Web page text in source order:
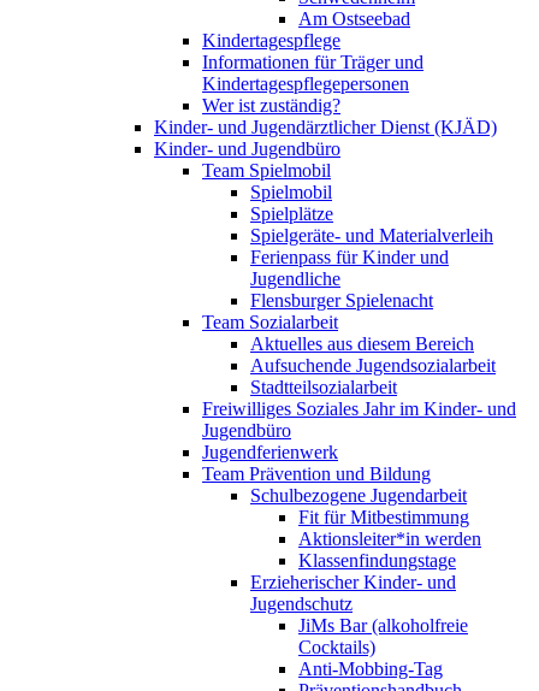
Am Ostseebad
Kindertagespflege
Informationen für Träger und
Kindertagespflegepersonen
Wer ist zuständig?
Kinder- und Jugendärztlicher Dienst (KJÄD)
Kinder- und Jugendbüro
Team Spielmobil
Spielmobil
Spielplätze
Spielgeräte- und Materialverleih
Ferienpass für Kinder und
Jugendliche
Flensburger Spielenacht
Team Sozialarbeit
Aktuelles aus diesem Bereich
Aufsuchende Jugendsozialarbeit
Stadtteilsozialarbeit
Freiwilliges Soziales Jahr im Kinder- und
Jugendbüro
Jugendferienwerk
Team Prävention und Bildung
Schulbezogene Jugendarbeit
Fit für Mitbestimmung
Aktionsleiter*in werden
Klassenfindungstage
Erzieherischer Kinder- und
Jugendschutz
JiMs Bar (alkoholfreie
Cocktails)
Anti-Mobbing-Tag